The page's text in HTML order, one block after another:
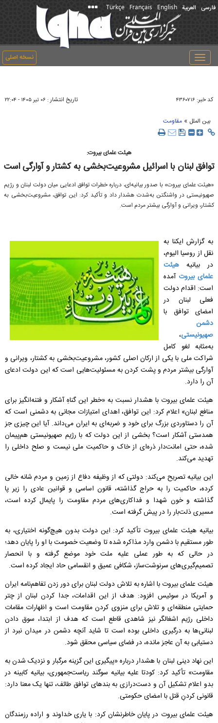
فارسی العربیة English
Français
Türkçe
نسخه اصلی
Toggle
navigation
کد خبر: ۴۳۶۰۷۱۶ تاریخ انتشار : ۰۶ تير ۱۴۰۵ - ۲۲:۰۴
بین الملل » مقاومت
هیئت علمای بیروت:
توافق لبنان با اسرائیل مشروعیت‌بخشی به کشتار و آوارگی است
«هیئت علمای بیروت» با صدور بیانیه‌ای، درباره خطرات توافق ادعایی میان دولت لبنان و رژیم
صهیونیستی در واشنگتن به‌شدت هشدار داد و تأکید کرد: این توافق، مشروعیت‌بخشی به
کشتار، ویرانی و آوارگی بیشتر مردم است.
به گزارش ایکنا به
نقل از روسیا الیوم،
در بیانیه هیئت
علمای بیروت آمده
است: اقدام دولت
فعلی لبنان در
امضای توافق با
دشمن
صهیونیستی،
به‌مثابه لغو کامل
شراکت ملی با یکی از ارکان اصلی کشور، مشروعیت‌بخشی به کشتار، ویرانی و
آوارگی بیشتر مردم و پشت کردن به مسئولیت‌هایی است که این دولت ادعای
آن را دارد.
هیئت علمای بیروت با هشدار نسبت به «خطر این گناهِ آشکار و فتنه‌انگیز برای
منافع لبنان» اعلام کرد: این توافق، اهدای امتیازات مجانی به دشمنی است که
آن را دستاوردی بزرگ برای خود و ضربه‌ای به ایران می‌داند. آیا این چیزی جز
همدستی آشکار است؟ بخشی از این دولت که با رژیم صهیونیستی هم‌پیمان
شده، حتی امانت‌دار ذره‌ای از خاک و حاکمیت ملی نیست و صلح داخلی را
تهدید می‌کند.
این بیانیه تصریح می‌کند: دولتی که از وظیفه دفاع از زمین و مردم شانه خالی
کرده، حاکمیت را به حراج گذاشته، قانون اساسی و قوانین عادی را زیر پا
گذاشته و خون شهدا و فداکاری‌های مردم مقاومت را پایمال کرده است،
مسیری ذلت‌بار را در پیش گرفته است.
بیانیه هیئت علمای بیروت تأکید کرد: این دولت بدون هیچ‌گونه اختیاری، به
طور مستقیم با دشمن وارد مذاکره شده تا وضعیت خصومت با او را پایان دهد؛
در حالی که به طور عملی علیه ملت خود موضع گرفته و با انحصار
تصمیم‌گیری‌های سرنوشت‌ساز، شکافی عمیق و انقسامی حاد ایجاد کرده است.
هیئت علمای بیروت با اشاره به تلاش دولت لبنان برای دور زدن تفاهم‌نامه ایران
و آمریکا در سوئیس افزود: هدف از این اقدامات، جدا کردن لبنان از چتر
حمایتی منطقه‌ای و تلاش برای منزوی کردن مقاومت است و اظهارات مقامات
داخلی رژیم اشغالگر نیز شاهدی قاطع است که هدف از ابتدا، سوق دادن
لبنانی‌ها به درگیری داخلی بوده است تا شاید آنچه دشمن در میدان نبرد از
دستیابی به آن عاجز مانده، در فضای سیاسی محقق شود.
این نهاد دینی لبنان با هشدار درباره «پیگیری این گزینه مرگبار و نزدیک شدن به
مقاومت» تأکید کرد: کودتا علیه بیانیه سوگند ریاست‌جمهوری، بیانیه کابینه در
بدو اعلام تشکیل آن و دست‌درازی به بندهای توافق طائف، تنها یک معنا دارد:
قانونی کردنِ قتل با امضای حکومتی.
هیئت علمای بیروت در پایان خاطرنشان کرد: با یاری خداوند و اراده رزمندگان